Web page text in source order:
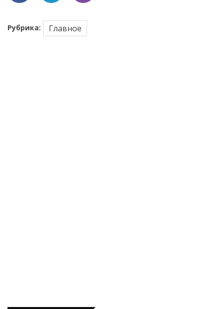
Рубрика: Главное